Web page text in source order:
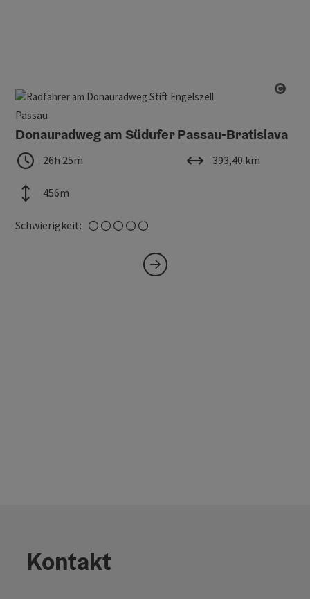
Passau
Donauradweg am Südufer Passau-Bratislava
Dauer 26h 25m
Höhenmeter
456m
Länge 393,40 km
Schwierigkeit: mittel
Kontakt